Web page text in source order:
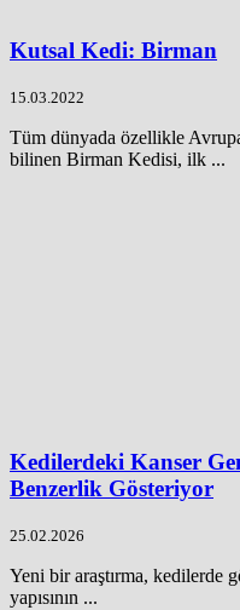
Kutsal Kedi: Birman
15.03.2022
Tüm dünyada özellikle
bilinen Birman Kedisi, ilk ...
Kedilerdeki Kanser
Benzerlik Gösteriyor
25.02.2026
Yeni bir araştırma, kedilerde
yapısının ...